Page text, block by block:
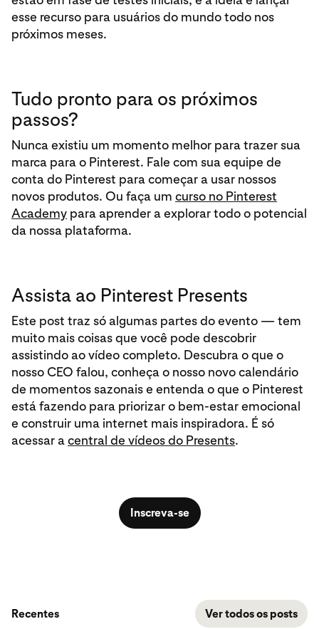
esse recurso para usuários do mundo todo nos
próximos meses.
Tudo pronto para os próximos
passos?
Nunca existiu um momento melhor para trazer sua
marca para o Pinterest. Fale com sua equipe de
conta do Pinterest para começar a usar nossos
novos produtos. Ou faça um curso no Pinterest
Academy para aprender a explorar todo o potencial
da nossa plataforma.
Assista ao Pinterest Presents
Este post traz só algumas partes do evento — tem
muito mais coisas que você pode descobrir
assistindo ao vídeo completo. Descubra o que o
nosso CEO falou, conheça o nosso novo calendário
de momentos sazonais e entenda o que o Pinterest
está fazendo para priorizar o bem-estar emocional
e construir uma internet mais inspiradora. É só
acessar acentral de vídeos do Presents.
Inscreva-se
Recentes Ver todos os posts